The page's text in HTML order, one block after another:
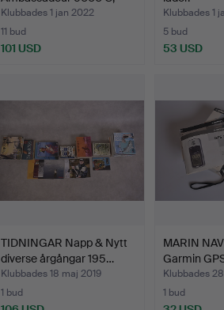
med 2 extr…
Klubbades 1 jan 2022
11 bud
101 USD
Klubbades 1
5 bud
53 USD
TIDNINGAR Napp & Nytt
diverse årgångar 195…
Klubbades 18 maj 2019
1 bud
MARIN
Garmin
Klubbades
1 bud